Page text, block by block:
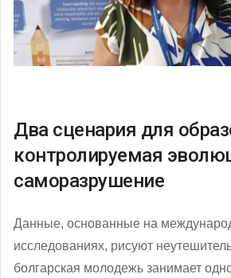
Два сценария для
контролируемая
саморазрушение
Данные, основанные на
исследованиях, рисуют
болгарская молодежь занимает